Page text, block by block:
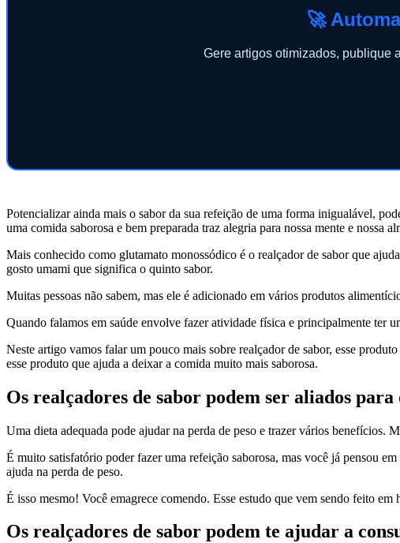
🚀
Gere artigos otimizados, publique
Potencializar ainda mais o sabor da sua refeição de uma forma inigualável,
uma comida saborosa e bem preparada traz alegria para nossa mente e nossa
Mais conhecido como glutamato monossódico é o realçador de sabor que
gosto umami que significa o quinto sabor.
Muitas pessoas não sabem, mas ele é adicionado em vários produtos
Quando falamos em saúde envolve fazer atividade física e principalmente ter
Neste artigo vamos falar um pouco mais sobre realçador de sabor, esse
esse produto que ajuda a deixar a comida muito mais saborosa.
Os realçadores de sabor podem ser aliados
Uma dieta adequada pode ajudar na perda de peso e trazer vários benefícios.
É muito satisfatório poder fazer uma refeição saborosa, mas você já pensou
ajuda na perda de peso.
É isso mesmo! Você emagrece comendo. Esse estudo que vem sendo feito
Os realçadores de sabor podem te ajudar a